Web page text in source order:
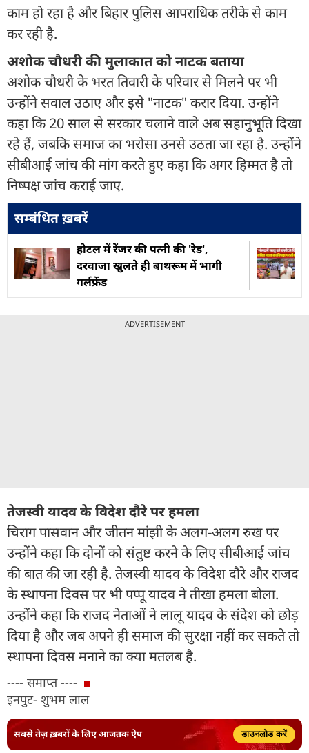
काम हो रहा है और बिहार पुलिस आपराधिक तरीके से काम
कर रही है.
अशोक चौधरी की मुलाकात को नाटक बताया
अशोक चौधरी के भरत तिवारी के परिवार से मिलने पर भी
उन्होंने सवाल उठाए और इसे "नाटक" करार दिया. उन्होंने
कहा कि 20 साल से सरकार चलाने वाले अब सहानुभूति दिखा
रहे हैं, जबकि समाज का भरोसा उनसे उठता जा रहा है. उन्होंने
सीबीआई जांच की मांग करते हुए कहा कि अगर हिम्मत है तो
निष्पक्ष जांच कराई जाए.
सम्बंधित ख़बरें
होटल में रेंजर की पत्नी की 'रेड',
दरवाजा खुलते ही बाथरूम में भागी
गर्लफ्रेंड
ADVERTISEMENT
तेजस्वी यादव के विदेश दौरे पर हमला
चिराग पासवान और जीतन मांझी के अलग-अलग रुख पर
उन्होंने कहा कि दोनों को संतुष्ट करने के लिए सीबीआई जांच
की बात की जा रही है. तेजस्वी यादव के विदेश दौरे और राजद
के स्थापना दिवस पर भी पप्पू यादव ने तीखा हमला बोला.
उन्होंने कहा कि राजद नेताओं ने लालू यादव के संदेश को छोड़
दिया है और जब अपने ही समाज की सुरक्षा नहीं कर सकते तो
स्थापना दिवस मनाने का क्या मतलब है.
---- समाप्त ----
इनपुट- शुभम लाल
सबसे तेज़ ख़बरों के लिए आजतक ऐप डाउनलोड करें